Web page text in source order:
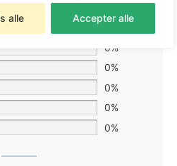
alle Accepter alle
0%
0%
0%
0%
0%